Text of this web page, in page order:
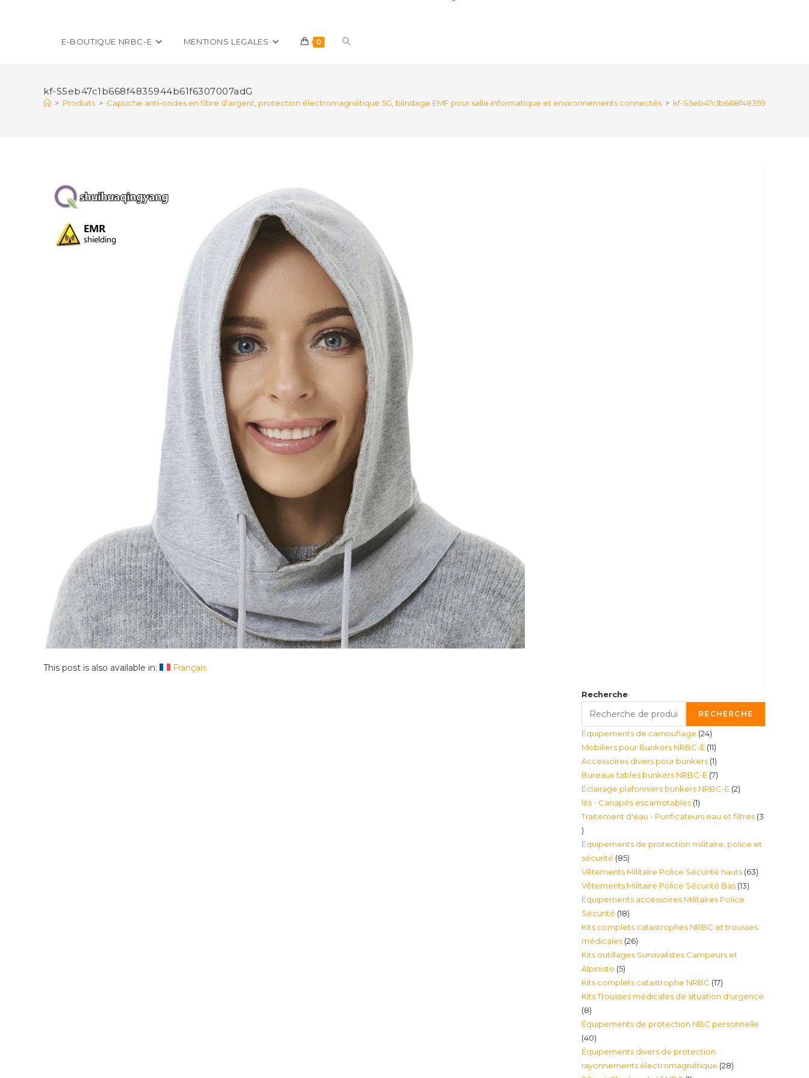
E-BOUTIQUE NRBC-E MENTIONS LEGALES 0 Toggle
kf-S5eb47c1b668f4835944b61f6307007adG
> Produits > Capuche anti-ondes en fibre d’argent, protection électromagnétique 5G, blindage EMF pour salle informatique et environnements connectés > kf-
This post is also available in: Français
Recherche
RECHERCHE
Équipements de camouflage 2424
produits
Mobiliers pour Bunkers NRBC-E 1111
produits
Accessoires divers pour bunkers 11
produit
Bureaux tables bunkers NRBC-E 77
produits
Éclairage plafonniers bunkers NRBC-E 22
lits - Canapés escamotables 11
produit
Traitement d'eau - Purificateurs eau et filtres 3
3
produits
Équipements de protection militaire, police et
sécurité 8585
produits
Vêtements Militaire Police Sécurité hauts 6363
Vêtements Militaire Police Sécurité Bas 1313
Équipements accessoires Militaires Police
Sécurité 1818
produits
Kits complets catastrophes NRBC et trousses
médicales 2626
produits
Kits outillages Survivalistes Campeurs et
Alpiniste 55
produits
Kits complets catastrophe NRBC 1717
produits
Kits Trousses médicales de situation d'urgence
88
produits
Équipements de protection NBC personnelle
4040
produits
Équipements divers de protection
rayonnements électromagnétique 2828